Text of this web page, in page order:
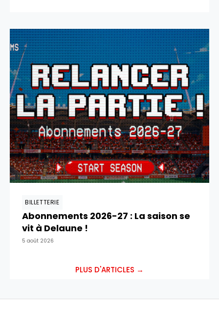
BILLETTERIE
Abonnements 2026-27 : La saison se
vit à Delaune !
5 août 2026
PLUS D'ARTICLES →